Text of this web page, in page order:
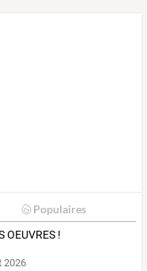
Populaires
OEUVRES !
2026